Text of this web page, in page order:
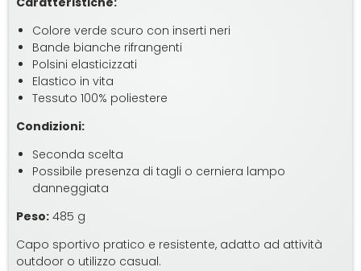
Colore verde scuro con inserti neri
Bande bianche rifrangenti
Polsini elasticizzati
Elastico in vita
Tessuto 100% poliestere
Condizioni:
Seconda scelta
Possibile presenza di tagli o cerniera lampo
danneggiata
Peso: 485 g
Capo sportivo pratico e resistente, adatto ad attività
outdoor o utilizzo casual.